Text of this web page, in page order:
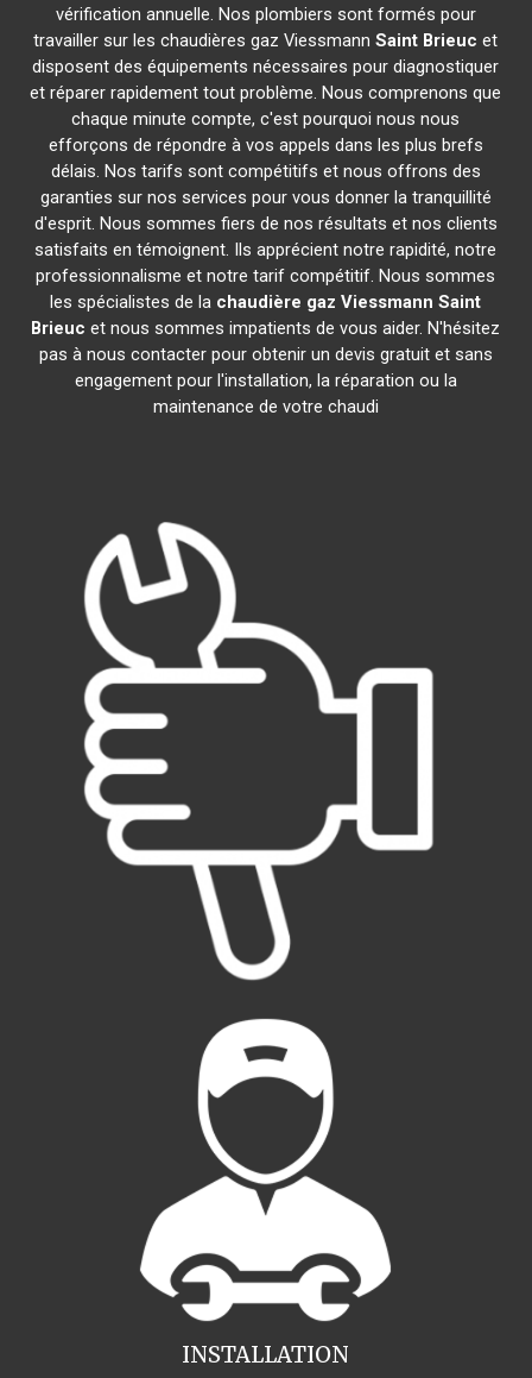
vérification annuelle. Nos plombiers sont formés pour
travailler sur les chaudières gaz ViessmannSaint Brieuc et
disposent des équipements nécessaires pour diagnostiquer
et réparer rapidement tout problème. Nous comprenons que
chaque minute compte, c'est pourquoi nous nous
efforçons de répondre à vos appels dans les plus brefs
délais. Nos tarifs sont compétitifs et nous offrons des
garanties sur nos services pour vous donner la tranquillité
d'esprit. Nous sommes fiers de nos résultats et nos clients
satisfaits en témoignent. Ils apprécient notre rapidité, notre
professionnalisme et notre tarif compétitif. Nous sommes
les spécialistes de la chaudière gaz Viessmann Saint
Brieuc et nous sommes impatients de vous aider. N'hésitez
pas à nous contacter pour obtenir un devis gratuit et sans
engagement pour l'installation, la réparation ou la
maintenance de votre chaudi
INSTALLATION